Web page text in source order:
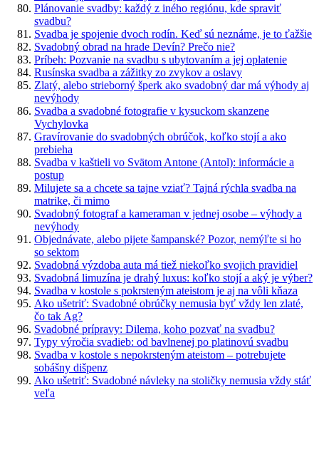
Plánovanie svadby: každý z iného regiónu, kde spraviť
svadbu?
Svadba je spojenie dvoch rodín. Keď sú neznáme, je to ťažšie
Svadobný obrad na hrade Devín? Prečo nie?
Príbeh: Pozvanie na svadbu s ubytovaním a jej oplatenie
Rusínska svadba a zážitky zo zvykov a oslavy
Zlatý, alebo strieborný šperk ako svadobný dar má výhody aj
nevýhody
Svadba a svadobné fotografie v kysuckom skanzene
Vychylovka
Gravírovanie do svadobných obrúčok, koľko stojí a ako
prebieha
Svadba v kaštieli vo Svätom Antone (Antol): informácie a
postup
Milujete sa a chcete sa tajne vziať? Tajná rýchla svadba na
matrike, či mimo
Svadobný fotograf a kameraman v jednej osobe – výhody a
nevýhody
Objednávate, alebo pijete šampanské? Pozor, nemýľte si ho
so sektom
Svadobná výzdoba auta má tiež niekoľko svojich pravidiel
Svadobná limuzína je drahý luxus: koľko stojí a aký je výber?
Svadba v kostole s pokrsteným ateistom je aj na vôli kňaza
Ako ušetriť: Svadobné obrúčky nemusia byť vždy len zlaté,
čo tak Ag?
Svadobné prípravy: Dilema, koho pozvať na svadbu?
Typy výročia svadieb: od bavlnenej po platinovú svadbu
Svadba v kostole s nepokrsteným ateistom – potrebujete
sobášny dišpenz
Ako ušetriť: Svadobné návleky na stoličky nemusia vždy stáť
veľa